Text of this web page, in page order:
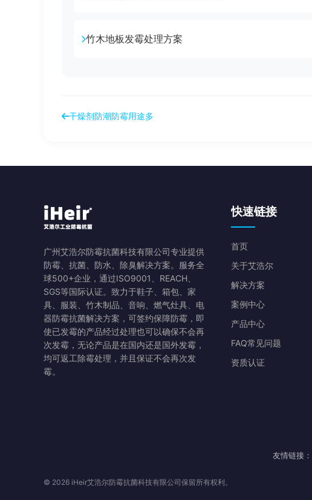
竹木地板发霉处理方案
干燥剂防潮防霉用途多
广州艾浩尔防霉抗菌科技有限公司专业提供
防霉、抗菌、防水、除臭解决方案。服务全
球500+企业，通过ISO9001、REACH、
SGS等国际认证。致力于鞋子、箱包、家
具、服装、竹木制品、音响、燃气灶具、电
器防霉抗菌解决方案，可签约保障防霉，即
使已发霉的产品经过处理也可以确保不会再
次发霉，无论产品是在国内还是国外发霉，
均可返工除霉处理，并且保证不会再次发
霉。
快速链接
首页
关于艾浩尔
解决方案
案例中心
产品中心
FAQ常见问题
资质认证
友情链接：
© 2026 iHeir艾浩尔防霉抗菌科技有限公司保留所有权利。